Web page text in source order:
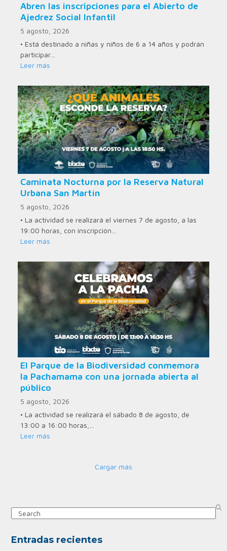
Abren las inscripciones para el Abierto de
Ajedrez Social Infantil
5 agosto, 2026
• Está destinado a niñas y niños de 6 a 14 años y podrán
participar…
Leer más
Caminata Nocturna por la Reserva Natural
Urbana San Martín
5 agosto, 2026
• La actividad se realizará el viernes 7 de agosto, a las
19:00 horas, con inscripción…
Leer más
El Parque de la Biodiversidad conmemora
la Pachamama con una jornada abierta al
público
5 agosto, 2026
• La actividad se realizará el sábado 8 de agosto, de
13:00 a 16:00 horas,…
Leer más
Cargar más
Search
Entradas recientes